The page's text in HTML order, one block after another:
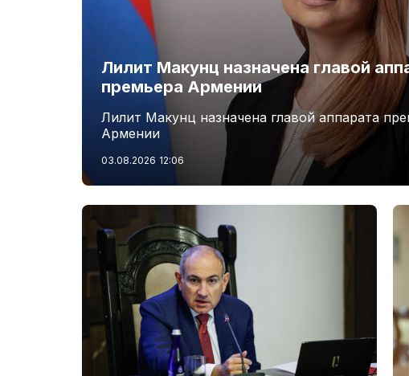
Лилит Макунц назначена главой
премьера Армении
Лилит Макунц назначена главой аппарата
Армении
03.08.2026 12:06